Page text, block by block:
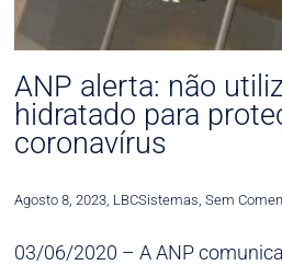
ANP alerta: não
hidratado para
coronavírus
Agosto 8, 2023, LBCSistemas, Sem
03/06/2020 – A ANP